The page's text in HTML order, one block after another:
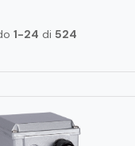
1-24 di 524